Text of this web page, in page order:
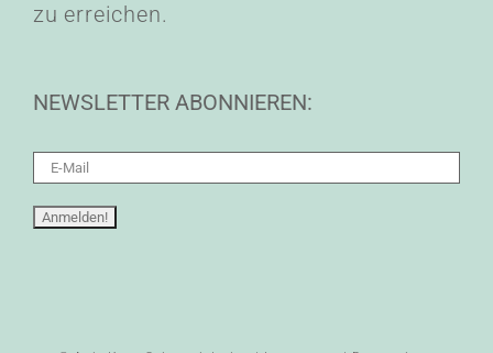
zu erreichen.
NEWSLETTER ABONNIEREN: